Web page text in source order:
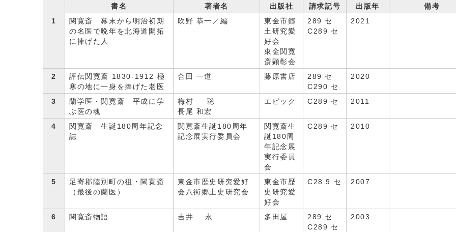
書名 著者名 出版社 請求記号 出版年
備考
1
関寛斎 幕末から明治初期
の名医で晩年を北海道開拓
に捧げた人
吹野 恭一／編
東金市郷
土研究愛
好会
東金関寛
斎顕彰会
289 セ
C289 セ
2021
2
評伝関寛斎 1830-1912 極
寒の地に一身を捧げた老医
合田 一道 藤原書店
289 セ
C290 セ
2020
3
蘭学医・関寛斎 平成に学
ぶ医の魂
梅村 聡
長尾 和宏
エピック C289 セ 2011
4
関寛斎 生誕180周年記念
誌
関寛斎生誕180周年
記念展実行委員会
関寛斎生
誕180周
年記念展
実行委員
会
C289 セ 2010
5
足寄郡陸別町の祖・関寛斎
（最後の蘭医）
東金市歴史研究愛好
会八街郷土史研究会
東金市歴
史研究愛
好会
C28.9 セ 2007
6 関寛斎物語 吉井 永 多田屋
289 セ
C289 セ
2003